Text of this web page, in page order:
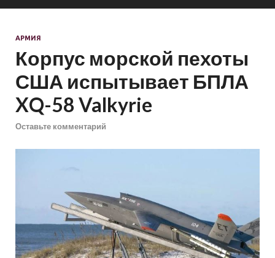
АРМИЯ
Корпус морской пехоты
США испытывает БПЛА
XQ-58 Valkyrie
Оставьте комментарий